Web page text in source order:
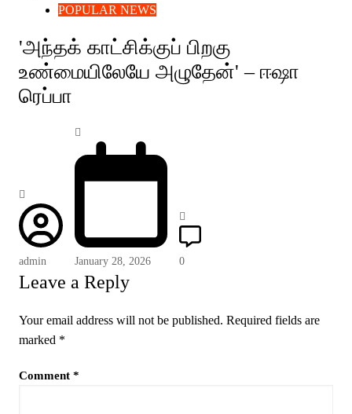
POPULAR NEWS
'அந்தக் காட்சிக்குப் பிறகு
உண்மையிலேயே அழுதேன்' – ஈஷா
ரெப்பா
admin January 28, 2026 0
Leave a Reply
Your email address will not be published. Required fields are
marked *
Comment *